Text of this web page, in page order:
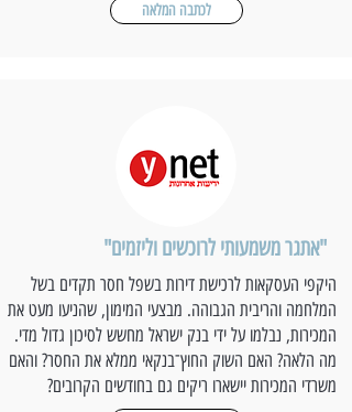
לכתבה המלאה
"אתגר משמעותי לרוכשים וליזמים"
היקפי העסקאות לרכישת דירות בשפל חסר תקדים בשל
המלחמה והריבית הגבוהה. מבצעי המימון, שהניעו מעט את
המכירות, נבלמו על ידי בנק ישראל מחשש לסיכון גדול מדי.
מה הלאה? האם השוק החוץ־בנקאי ממלא את החסר? והאם
משרדי המכירות יישארו ריקים גם בחודשים הקרובים?